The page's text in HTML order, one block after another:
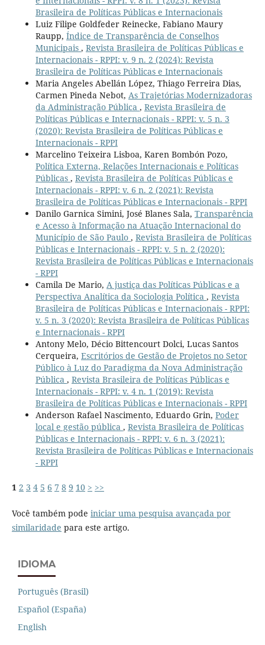
Brasileira de Políticas Públicas e Internacionais
Luiz Filipe Goldfeder Reinecke, Fabiano Maury
Raupp, Índice de Transparência de Conselhos
Municipais , Revista Brasileira de Políticas Públicas e
Internacionais - RPPI: v. 9 n. 2 (2024): Revista
Brasileira de Políticas Públicas e Internacionais
Maria Angeles Abellán López, Thiago Ferreira Dias,
Carmen Pineda Nebot, As Trajetórias Modernizadoras
da Administração Pública , Revista Brasileira de
Políticas Públicas e Internacionais - RPPI: v. 5 n. 3
(2020): Revista Brasileira de Políticas Públicas e
Internacionais - RPPI
Marcelino Teixeira Lisboa, Karen Bombón Pozo,
Política Externa, Relações Internacionais e Políticas
Públicas , Revista Brasileira de Políticas Públicas e
Internacionais - RPPI: v. 6 n. 2 (2021): Revista
Brasileira de Políticas Públicas e Internacionais - RPPI
Danilo Garnica Simini, José Blanes Sala, Transparência
e Acesso à Informação na Atuação Internacional do
Município de São Paulo , Revista Brasileira de Políticas
Públicas e Internacionais - RPPI: v. 5 n. 2 (2020):
Revista Brasileira de Políticas Públicas e Internacionais
- RPPI
Camila De Mario, A justiça das Políticas Públicas e a
Perspectiva Analítica da Sociologia Política , Revista
Brasileira de Políticas Públicas e Internacionais - RPPI:
v. 5 n. 3 (2020): Revista Brasileira de Políticas Públicas
e Internacionais - RPPI
Antony Melo, Décio Bittencourt Dolci, Lucas Santos
Cerqueira, Escritórios de Gestão de Projetos no Setor
Público à Luz do Paradigma da Nova Administração
Pública , Revista Brasileira de Políticas Públicas e
Internacionais - RPPI: v. 4 n. 1 (2019): Revista
Brasileira de Políticas Públicas e Internacionais - RPPI
Anderson Rafael Nascimento, Eduardo Grin, Poder
local e gestão pública , Revista Brasileira de Políticas
Públicas e Internacionais - RPPI: v. 6 n. 3 (2021):
Revista Brasileira de Políticas Públicas e Internacionais
- RPPI
1 2 3 4 5 6 7 8 9 10 > >>
Você também pode iniciar uma pesquisa avançada por
similaridade para este artigo.
IDIOMA
Português (Brasil)
Español (España)
English